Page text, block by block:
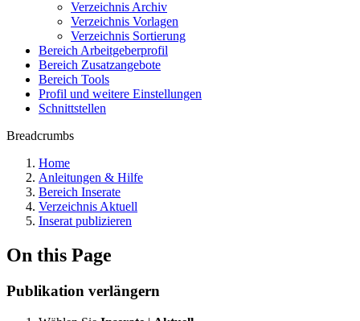
Verzeichnis Archiv
Verzeichnis Vorlagen
Verzeichnis Sortierung
Bereich Arbeitgeberprofil
Bereich Zusatzangebote
Bereich Tools
Profil und weitere Einstellungen
Schnittstellen
Breadcrumbs
Home
Anleitungen & Hilfe
Bereich Inserate
Verzeichnis Aktuell
Inserat publizieren
On this Page
Publikation verlängern